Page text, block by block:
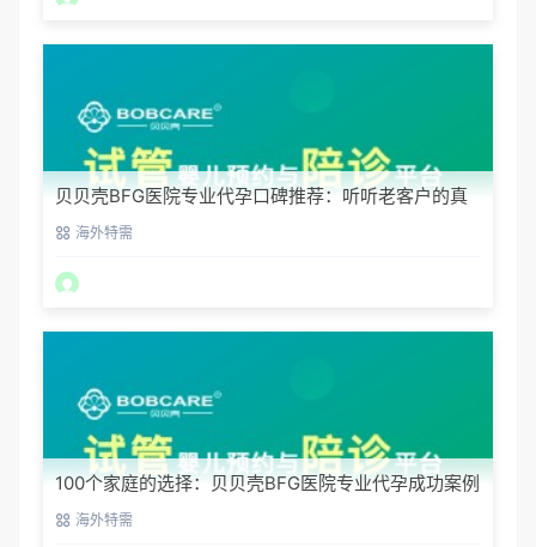
贝贝壳BFG医院专业代孕口碑推荐：听听老客户的真
实评价
海外特需
100个家庭的选择：贝贝壳BFG医院专业代孕成功案例
分享海外特需